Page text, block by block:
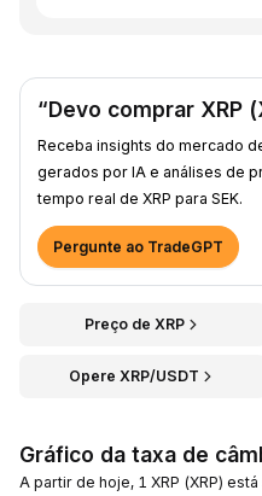
“Devo comprar XRP
Receba insights do mercado
gerados por IA e análises de
tempo real de XRP para SEK.
Pergunte ao TradeGPT
Preço de XRP
Opere XRP/USDT
Gráfico da taxa de
A partir de hoje, 1 XRP (XRP)